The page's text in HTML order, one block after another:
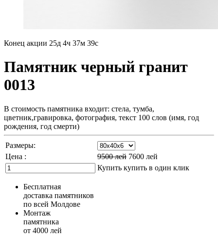
Конец акции 25д 4ч 37м 38с
Памятник черный гранит
0013
В стоимость памятника входит: стела, тумба,
цветник,гравировка, фотография, текст 100 слов (имя, год
рождения, год смерти)
Размеры:
Цена :
9500лей 7600 лей
Купить купить в один клик
Бесплатная
доставка памятников
по всей Молдове
Монтаж
памятника
от 4000 лей